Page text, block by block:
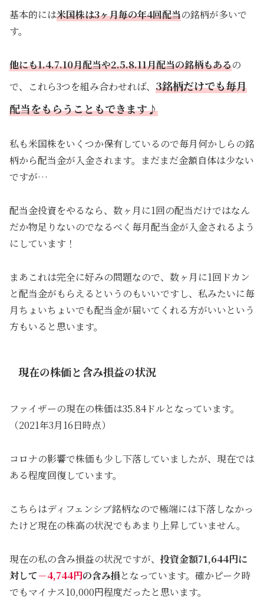
基本的には米国株は3ヶ月毎の年4回配当の銘柄が多いで
す。
他にも1.4.7.10月配当や2.5.8.11月配当の銘柄もあるの
で、これら3つを組み合わせれば、 3銘柄だけでも毎月
配当をもらうこともできます♪
私も米国株をいくつか保有しているので毎月何かしらの銘
柄から配当金が入金されます。まだまだ金額自体は少ない
ですが…
配当金投資をやるなら、数ヶ月に1回の配当だけではなん
だか物足りないのでなるべく毎月配当金が入金されるよう
にしています！
まあこれは完全に好みの問題なので、数ヶ月に1回ドカン
と配当金がもらえるというのもいいですし、私みたいに毎
月ちょいちょいでも配当金が届いてくれる方がいいという
方もいると思います。
現在の株価と含み損益の状況
ファイザーの現在の株価は35.84ドルとなっています。
（2021年3月16日時点）
コロナの影響で株価も少し下落していましたが、現在では
ある程度回復しています。
こちらはディフェンシブ銘柄なので極端には下落しなかっ
たけど現在の株高の状況でもあまり上昇していません。
現在の私の含み損益の状況ですが、 投資金額71,644円に
対して－4,744円の含み損となっています。確かピーク時
でもマイナス10,000円程度だったと思います。